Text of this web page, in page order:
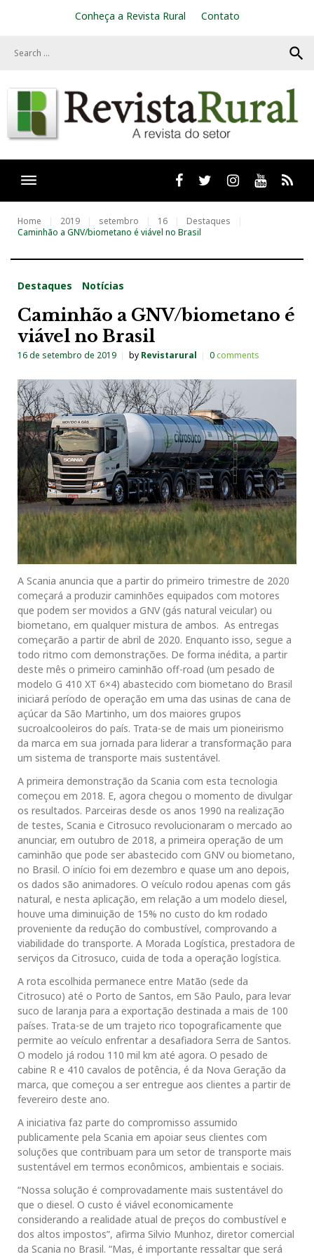
Conheça a Revista Rural Contato
search
Facebooktwitter Instagram
Youtube
Home 2019 setembro 16
Destaques
Caminhão a GNV/biometano é viável no Brasil
Destaques Notícias
Caminhão a GNV/biometano é
viável no Brasil
16 de setembro de 2019 by Revistarural 0comments
A Scania anuncia que a partir do primeiro trimestre de 2020
começará a produzir caminhões equipados com motores
que podem ser movidos a GNV (gás natural veicular) ou
biometano, em qualquer mistura de ambos. As entregas
começarão a partir de abril de 2020. Enquanto isso, segue a
todo ritmo com demonstrações. De forma inédita, a partir
deste mês o primeiro caminhão off-road (um pesado de
modelo G 410 XT 6×4) abastecido com biometano do Brasil
iniciará período de operação em uma das usinas de cana de
açúcar da São Martinho, um dos maiores grupos
sucroalcooleiros do país. Trata-se de mais um pioneirismo
da marca em sua jornada para liderar a transformação para
um sistema de transporte mais sustentável.
A primeira demonstração da Scania com esta tecnologia
começou em 2018. E, agora chegou o momento de divulgar
os resultados. Parceiras desde os anos 1990 na realização
de testes, Scania e Citrosuco revolucionaram o mercado ao
anunciar, em outubro de 2018, a primeira operação de um
caminhão que pode ser abastecido com GNV ou biometano,
no Brasil. O início foi em dezembro e quase um ano depois,
os dados são animadores. O veículo rodou apenas com gás
natural, e nesta aplicação, em relação a um modelo diesel,
houve uma diminuição de 15% no custo do km rodado
proveniente da redução do combustível, comprovando a
viabilidade do transporte. A Morada Logística, prestadora de
serviços da Citrosuco, cuida de toda a operação logística.
A rota escolhida permanece entre Matão (sede da
Citrosuco) até o Porto de Santos, em São Paulo, para levar
suco de laranja para a exportação destinada a mais de 100
países. Trata-se de um trajeto rico topograficamente que
permite ao veículo enfrentar a desafiadora Serra de Santos.
O modelo já rodou 110 mil km até agora. O pesado de
cabine R e 410 cavalos de potência, é da Nova Geração da
marca, que começou a ser entregue aos clientes a partir de
fevereiro deste ano.
A iniciativa faz parte do compromisso assumido
publicamente pela Scania em apoiar seus clientes com
soluções que contribuam para um setor de transporte mais
sustentável em termos econômicos, ambientais e sociais.
“Nossa solução é comprovadamente mais sustentável do
que o diesel. O custo é viável economicamente
considerando a realidade atual de preços do combustível e
dos altos impostos”, afirma Silvio Munhoz, diretor comercial
da Scania no Brasil. “Mas, é importante ressaltar que será